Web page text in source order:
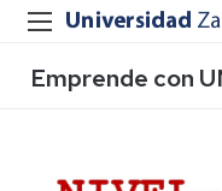
Emprende con